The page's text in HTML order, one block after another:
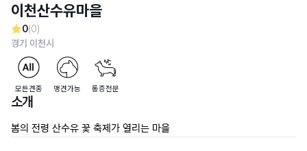
이천산수유마을
0(0)
경기 이천시
모든견종 맹견가능 통증전문
소개
봄의 전령 산수유 꽃 축제가 열리는 마을